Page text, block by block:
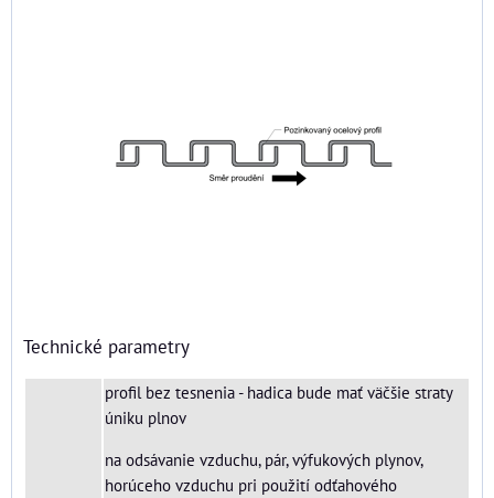
Technické parametry
profil bez tesnenia - hadica bude mať väčšie straty
úniku plnov
na odsávanie vzduchu, pár, výfukových plynov,
horúceho vzduchu pri použití odťahového